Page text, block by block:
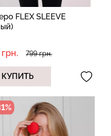
FLEX SLEEVE
799 грн.
КУПИТЬ